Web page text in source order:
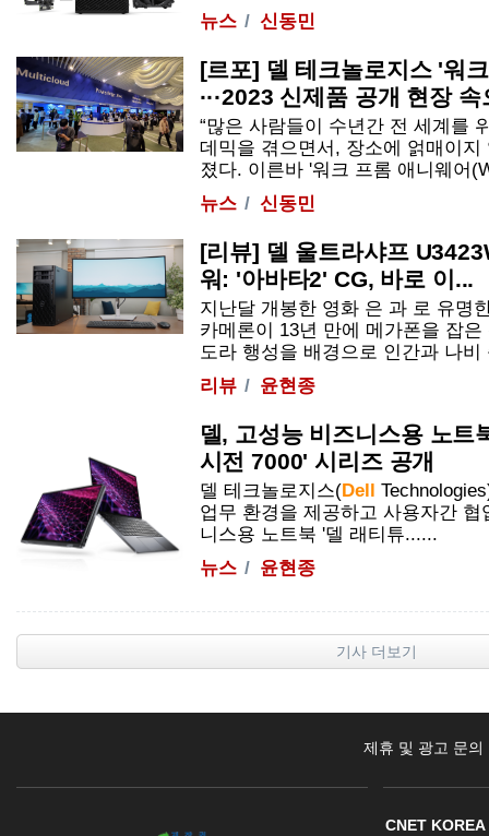
뉴스
신동민
[르포] 델 테크놀로지스 '워
···2023 신제품 공개 현장 속
“많은 사람들이 수년간 전 세계를
데믹을 겪으면서, 장소에 얽매이
졌다. 이른바 '워크 프롬 애니웨어
뉴스
신동민
[리뷰] 델 울트라샤프
워: '아바타2' CG, 바로 이...
지난달 개봉한 영화 은 과 로 유명
카메론이 13년 만에 메가폰을 잡
도라 행성을 배경으로 인간과 나
리뷰
윤현종
델, 고성능 비즈니스용 노트
시전 7000' 시리즈 공개
델 테크놀로지스(Dell
업무 환경을 제공하고 사용자간
니스용 노트북 '델 래티튜......
뉴스
윤현종
기사 더보기
제휴 및 광고 문의
CNET